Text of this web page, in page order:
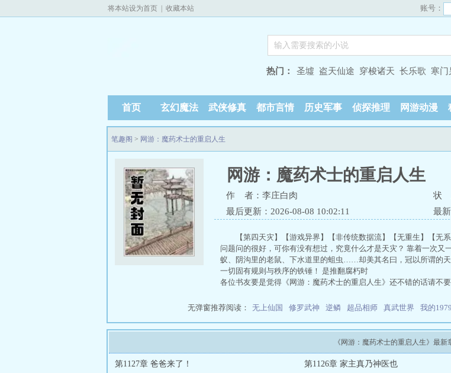
将本站设为首页 收藏本站 账号：
热门： 圣墟 盗天仙途 穿梭诸天 长乐歌 寒门
首页 玄幻魔法 武侠修真 都市言情 历史军事 侦探推理 网游动漫
笔趣阁 > 网游：魔药术士的重启人生
网游：魔药术士的重启人生
作 者：李庄白肉 状
最后更新：2026-08-08 10:02:11
最
【第四天灾】【游戏异界】【非传统数据流】【无重生】【
问题问的很好，可你有没有想过，究竟什么才是天灾？ 靠着一次
蚁、阴沟里的老鼠、下水道里的蛆虫……却美其名曰，冠以所谓的
一切固有规则与秩序的铁锤！ 是推翻腐朽时
各位书友要是觉得《网游：魔药术士的重启人生》还不错的话请不
无弹窗推荐阅读： 无上仙国 修罗武神 逆鳞 超品相师 真武世界 我的1979
《网游：魔药术士的重启人生》最新
第1127章 爸爸来了！ 第1126章 家主真乃神医也